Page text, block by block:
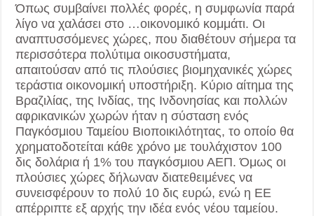
Όπως συμβαίνει πολλές φορές, η συμφωνία παρά
λίγο να χαλάσει στο …οικονομικό κομμάτι. Οι
αναπτυσσόμενες χώρες, που διαθέτουν σήμερα τα
περισσότερα πολύτιμα οικοσυστήματα,
απαιτούσαν από τις πλούσιες βιομηχανικές χώρες
τεράστια οικονομική υποστήριξη. Κύριο αίτημα της
Βραζιλίας, της Ινδίας, της Ινδονησίας και πολλών
αφρικανικών χωρών ήταν η σύσταση ενός
Παγκόσμιου Ταμείου Βιοποικιλότητας, το οποίο θα
χρηματοδοτείται κάθε χρόνο με τουλάχιστον 100
δις δολάρια ή 1% του παγκόσμιου ΑΕΠ. Όμως οι
πλούσιες χώρες δήλωναν διατεθειμένες να
συνεισφέρουν το πολύ 10 δις ευρώ, ενώ η ΕΕ
απέρριπτε εξ αρχής την ιδέα ενός νέου ταμείου.